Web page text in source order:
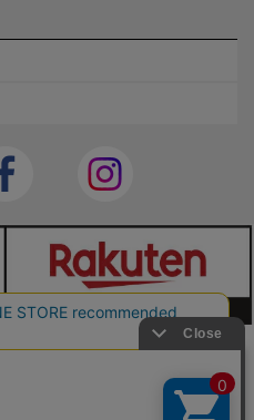
無断での複製・転載を禁止します。
Rakuten Group, Inc. ALL RIGHTS RE